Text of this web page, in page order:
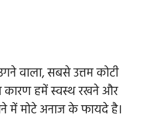
वाला, सबसे उत्तम कोटी
कारण हमें स्वस्थ रखने और
मेंमोटे अनाज के फायदे है।